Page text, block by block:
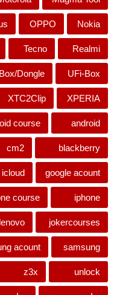
Nokia
OPPO
Realmi
Tecno
UFi-Box
Dongle
XPERIA
XTC2Clip
android
course
blackberry
cm2
google acount
icloud
iphone
course
jokercourses
lenovo
samsung
acount
unlock
z3x